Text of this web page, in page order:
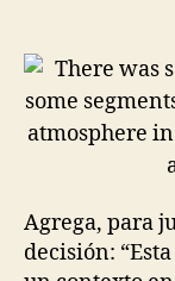
Agrega, para
decisión: